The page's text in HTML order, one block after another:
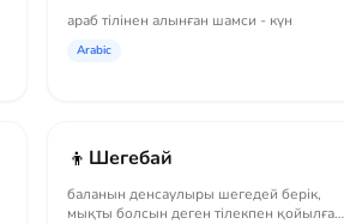
араб тілінен алынған шамси - күн
Arabic
👦 Шегебай
баланын денсаулыры шегедей берік,
мықты болсын деген тілекпен қойылған